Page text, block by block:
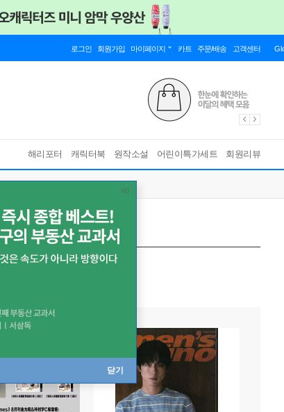
로그인 회원가입 마이페이지 카트 주문/배송 고객센터
해리포터 캐릭터북 원작소설 어린이특가세트 회원리뷰
닫기